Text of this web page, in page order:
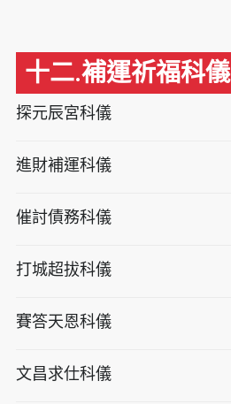
十二.補運祈福科儀
探元辰宮科儀
進財補運科儀
催討債務科儀
打城超拔科儀
賽答天恩科儀
文昌求仕科儀